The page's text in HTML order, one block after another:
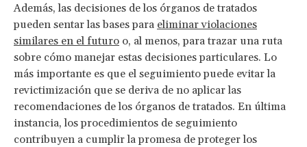
Además, las decisiones de los órganos de tratados
pueden sentar las bases para eliminar violaciones
similares en el futuro o, al menos, para trazar una ruta
sobre cómo manejar estas decisiones particulares. Lo
más importante es que el seguimiento puede evitar la
revictimización que se deriva de no aplicar las
recomendaciones de los órganos de tratados. En última
instancia, los procedimientos de seguimiento
contribuyen a cumplir la promesa de proteger los